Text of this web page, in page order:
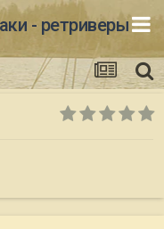
- ретриверы